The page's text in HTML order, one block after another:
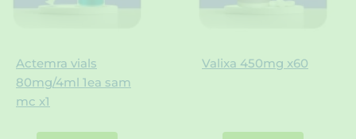
Actemra vials
80mg/4ml 1ea sam
mc x1
Valixa 450mg x60